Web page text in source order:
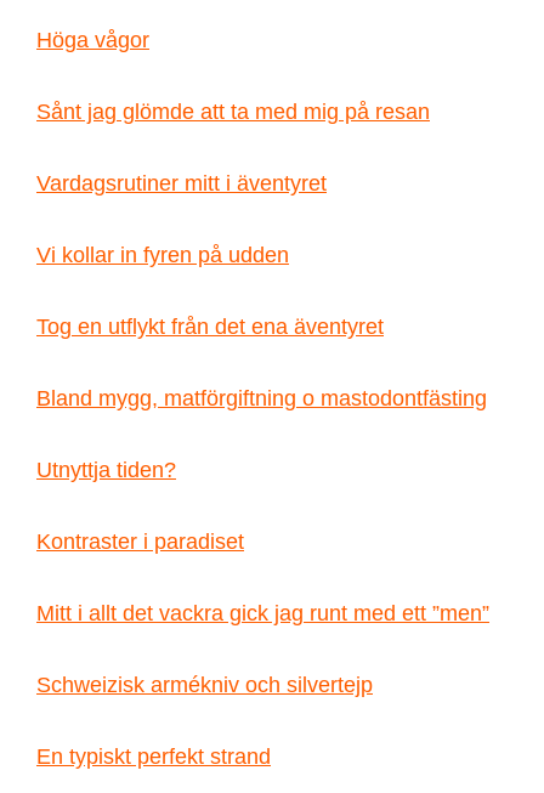
Höga vågor
Sånt jag glömde att ta med mig på resan
Vardagsrutiner mitt i äventyret
Vi kollar in fyren på udden
Tog en utflykt från det ena äventyret
Bland mygg, matförgiftning o mastodontfästing
Utnyttja tiden?
Kontraster i paradiset
Mitt i allt det vackra gick jag runt med ett ”men”
Schweizisk armékniv och silvertejp
En typiskt perfekt strand